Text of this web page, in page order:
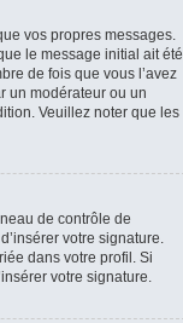
vos propres messages.
le message initial ait été
de fois que vous l’avez
un modérateur ou un
Veuillez noter que les
de contrôle de
votre signature.
dans votre profil. Si
votre signature.